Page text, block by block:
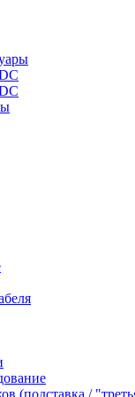
(подставка /